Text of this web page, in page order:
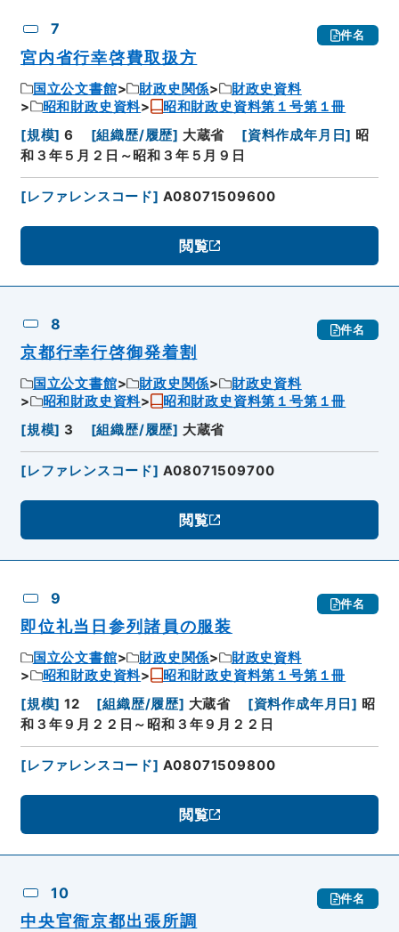
7 件名
宮内省行幸啓費取扱方
国立公文書館 財政史関係
財政史資料
昭和財政史資料
昭和財政史資料第１号第１冊
[規模] 6 [組織歴/履歴] 大蔵省 [資料作成年月日] 昭
和３年５月２日～昭和３年５月９日
[レファレンスコード] A08071509600
閲覧
8 件名
京都行幸行啓御発着割
国立公文書館 財政史関係
財政史資料
昭和財政史資料
昭和財政史資料第１号第１冊
[規模] 3 [組織歴/履歴] 大蔵省
[レファレンスコード] A08071509700
閲覧
9 件名
即位礼当日参列諸員の服装
国立公文書館 財政史関係
財政史資料
昭和財政史資料
昭和財政史資料第１号第１冊
[規模] 12 [組織歴/履歴] 大蔵省 [資料作成年月日] 昭
和３年９月２２日～昭和３年９月２２日
[レファレンスコード] A08071509800
閲覧
10 件名
中央官衙京都出張所調